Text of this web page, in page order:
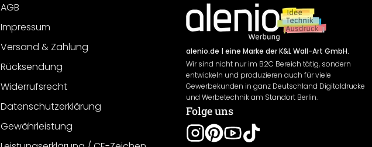
AGB
Impressum
Versand & Zahlung
Rücksendung
Widerrufsrecht
Datenschutzerklärung
Gewährleistung
alenio.de | eine Marke der K&L Wall-Art GmbH.
Wir sind nicht nur im B2C Bereich tätig, sondern
entwickeln und produzieren auch für viele
Gewerbekunden in ganz Deutschland Digitaldrucke
und Werbetechnik am Standort Berlin.
Folge uns